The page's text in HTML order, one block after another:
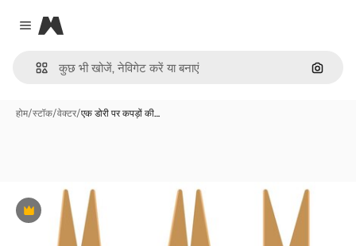
Close menu
Magnific
इमेज से
होम/स्टॉक/वेक्टर/एक डोरी पर कपड़ों की…
Premium